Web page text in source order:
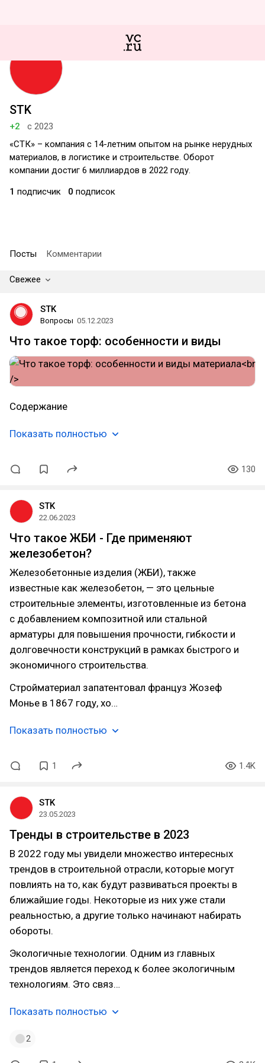
STK
+2
с 2023
«СТК» – компания с 14-летним опытом на рынке нерудных
материалов, в логистике и строительстве. Оборот
компании достиг 6 миллиардов в 2022 году.
1 подписчик 0 подписок
Посты Комментарии
Свежее
STK
Вопросы 05.12.2023
Что такое торф: особенности и виды
Содержание
Показать полностью
130
STK
22.06.2023
Что такое ЖБИ - Где применяют
железобетон?
Железобетонные изделия (ЖБИ), также
известные как железобетон, — это цельные
строительные элементы, изготовленные из бетона
с добавлением композитной или стальной
арматуры для повышения прочности, гибкости и
долговечности конструкций в рамках быстрого и
экономичного строительства.
Стройматериал запатентовал француз Жозеф
Монье в 1867 году, хо…
Показать полностью
1 1.4K
STK
23.05.2023
Тренды в строительстве в 2023
В 2022 году мы увидели множество интересных
трендов в строительной отрасли, которые могут
повлиять на то, как будут развиваться проекты в
ближайшие годы. Некоторые из них уже стали
реальностью, а другие только начинают набирать
обороты.
Экологичные технологии. Одним из главных
трендов является переход к более экологичным
технологиям. Это связ…
Показать полностью
2